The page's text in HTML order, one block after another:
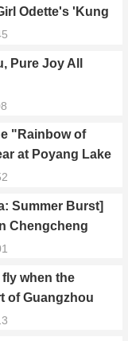
Odette's 'Kung
Pure Joy All
"Rainbow of
at Poyang Lake
Summer Burst]
Chengcheng
when the
of Guangzhou
creamy